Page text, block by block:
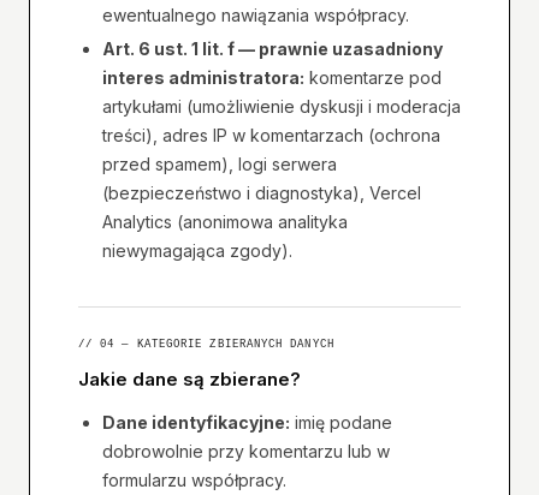
ewentualnego nawiązania współpracy.
Art. 6 ust. 1 lit. f — prawnie uzasadniony
interes administratora: komentarze pod
artykułami (umożliwienie dyskusji i moderacja
treści), adres IP w komentarzach (ochrona
przed spamem), logi serwera
(bezpieczeństwo i diagnostyka), Vercel
Analytics (anonimowa analityka
niewymagająca zgody).
// 04 — KATEGORIE ZBIERANYCH DANYCH
Jakie dane są zbierane?
Dane identyfikacyjne: imię podane
dobrowolnie przy komentarzu lub w
formularzu współpracy.